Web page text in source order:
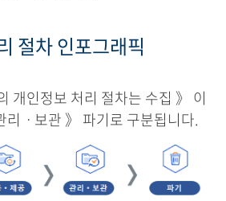
절차 인포그래픽
개인정보 처리 절차는 수집 》 이
리ㆍ보관 》 파기로 구분됩니다.